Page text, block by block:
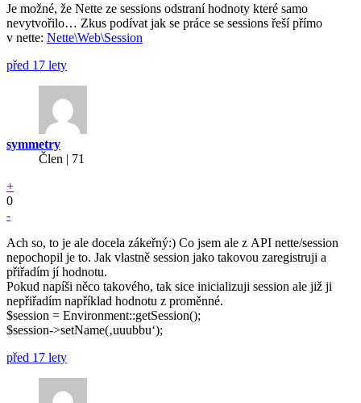
Je možné, že Nette ze sessions odstraní hodnoty které samo
nevytvořilo… Zkus podívat jak se práce se sessions řeší přímo
v nette: Nette\Web\Session
před 17 lety
symmetry
Člen | 71
+
0
-
Ach so, to je ale docela zákeřný:) Co jsem ale z API nette/session
nepochopil je to. Jak vlastně session jako takovou zaregistruji a
přiřadím jí hodnotu.
Pokud napíši něco takového, tak sice inicializuji session ale již ji
nepřiřadím například hodnotu z proměnné.
$session = Environment::getSession();
$session->setName(‚uuubbu‘);
před 17 lety